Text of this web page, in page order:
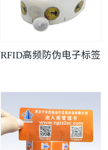
RFID高频防伪电子标签